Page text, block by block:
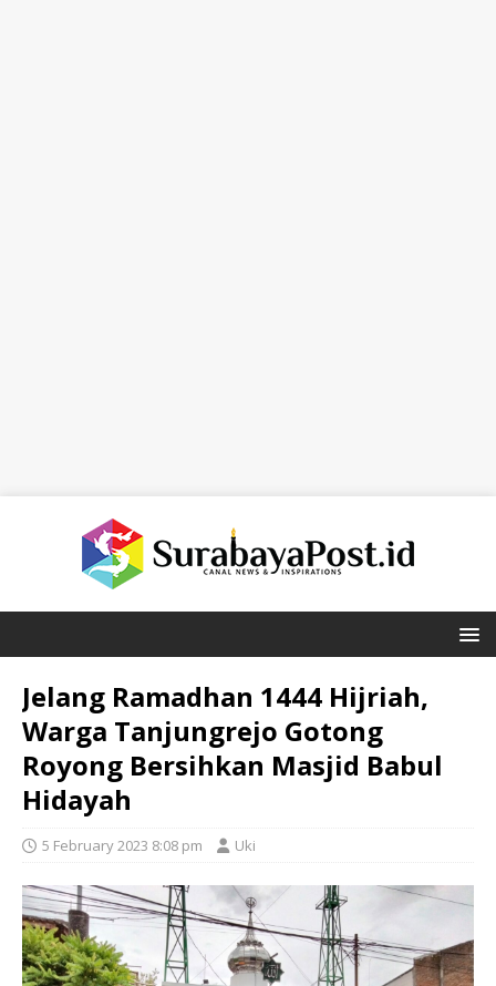
Jelang Ramadhan 1444 Hijriah,
Warga Tanjungrejo Gotong
Royong Bersihkan Masjid Babul
Hidayah
5 February 2023 8:08 pm Uki